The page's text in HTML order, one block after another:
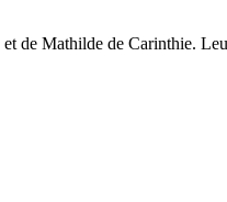
de Mathilde de Carinthie.